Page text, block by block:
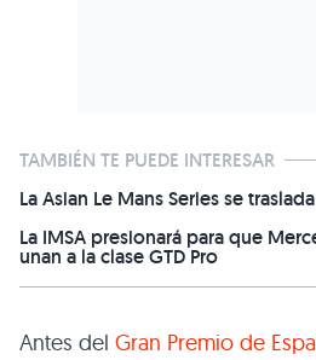
TAMBIÉN TE PUEDE INTERESAR
La Asian Le Mans Series se
La IMSA presionará para que
unan a la clase GTD Pro
Antes del Gran Premio de